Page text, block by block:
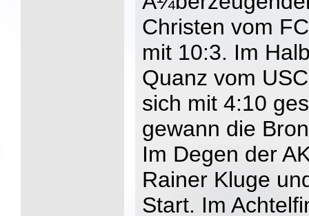
Christen vom
mit 10:3. Im
Quanz vom
sich mit 4:10
gewann die
Im Degen der
Rainer Kluge
Start. Im